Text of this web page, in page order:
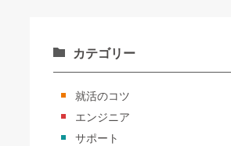
カテゴリー
就活のコツ
エンジニア
サポート